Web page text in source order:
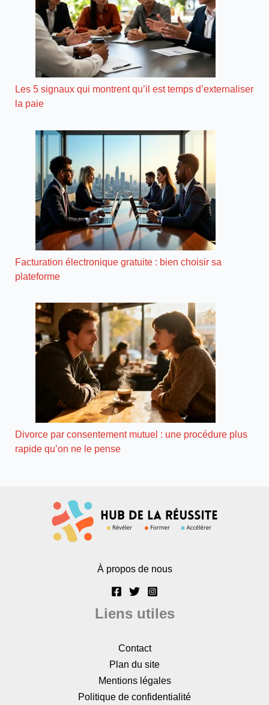
Les 5 signaux qui montrent qu’il est temps d’externaliser
la paie
Facturation électronique gratuite : bien choisir sa
plateforme
Divorce par consentement mutuel : une procédure plus
rapide qu’on ne le pense
À propos de nous
Liens utiles
Contact
Plan du site
Mentions légales
Politique de confidentialité